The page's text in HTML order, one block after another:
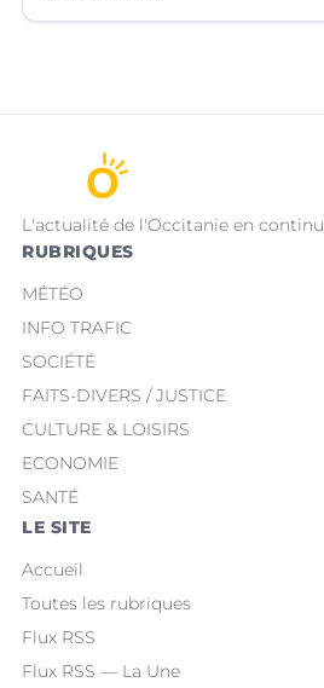
L'actualité de l'Occitanie en continu
RUBRIQUES
MÉTÉO
INFO TRAFIC
SOCIÉTÉ
FAITS-DIVERS / JUSTICE
CULTURE & LOISIRS
ECONOMIE
SANTÉ
LE SITE
Accueil
Toutes les rubriques
Flux RSS
Flux RSS — La Une